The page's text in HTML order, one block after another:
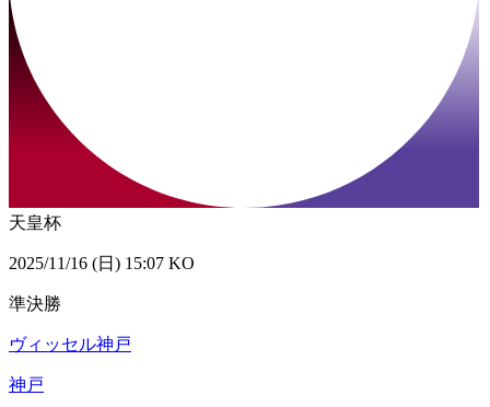
天皇杯
2025/11/16 (日) 15:07 KO
準決勝
ヴィッセル神戸
神戸